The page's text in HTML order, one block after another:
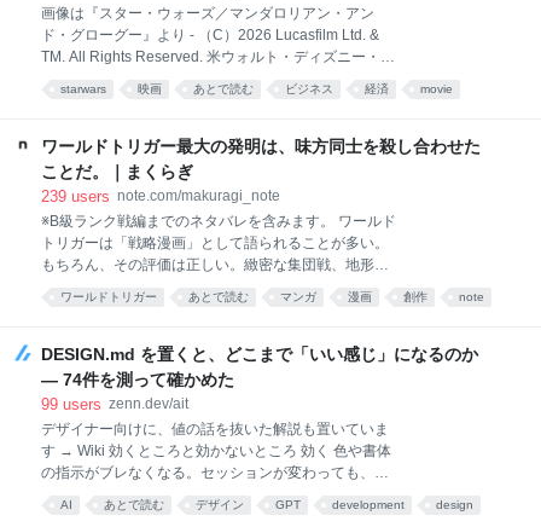
PCゴジラ
画像は『スター・ウォーズ／マンダロリアン・アン
ド・グローグー』より - （C）2026 Lucasfilm Ltd. &
TM. All Rights Reserved. 米ウォルト・ディズニー・カ
ンパニーのCEOであるジョシュ・ダマロが、映画『ス
ター・ウォーズ／マンダロリアン・アンド・グローグ
Varietyほか各メディアが報じた。 【画像】かわいすぎ
る！来日したペドロ・パスカル＆グローグー 『スタ
ー・ウォーズ』7年ぶりの劇場映画として製作された
本作は、ドラマシリーズ「マンダロリアン」（ディズ
ニープラスで独占配信中）で活躍する賞金稼ぎマンダ
ロリアンと強いフォースを秘めた子ども・グローグー
の活躍を描く冒険活劇。製作費は推計1億6,500万ドル
（＋宣伝費）と低予算ながら、世界興行収入は3億
starwars 映画 あとで読む ビジネス 経済 movie
ワールドトリガー最大の発明は、味方同士を殺し合わせた
ことだ。｜まくらぎ
239 users note.com/makuragi_note
※B級ランク戦編までのネタバレを含みます。 ワールド
トリガーは「戦略漫画」として語られることが多い。
もちろん、その評価は正しい。緻密な集団戦、地形を
利用した駆け引き、トリガーごとの相性。ここまで戦
術を突き詰めた漫画はそう多くない。 ただ、自分はも
し合わせたことだ。 このたった一つの仕組みで、キャ
ラクターの魅力も、戦略も、作品の厚みまでも成立さ
せてしまった。 敵として攻略し、味方として好きにな
ダーの中でB級ランク戦が行われる。 トリガーの仕組
み上、本当に命を落とすことはない。だが、昇格を懸
けた試合では、全員が本気で相手を倒しにいく。 この
構造が、とてつもなく優秀だ。 普通のバトル漫画で
ワールドトリガー あとで読む マンガ 漫画 創作 note
DESIGN.md を置くと、どこまで「いい感じ」になるのか
— 74件を測って確かめた
99 users zenn.dev/ait
デザイナー向けに、値の話を抜いた解説も置いていま
す → Wiki 効くところと効かないところ 効く 色や書体
の指示がブレなくなる。セッションが変わっても、担
当者が変わっても同じ値が出る WCAG のコントラス
ト比を機械でチェックできる Tailwind の設定や CSS
AI あとで読む デザイン GPT development design